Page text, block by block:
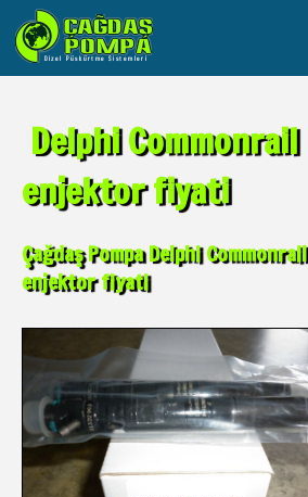
Delphi Commonrail
enjektor fiyati
Çağdaş Pompa Delphi Commonrail
enjektor fiyati